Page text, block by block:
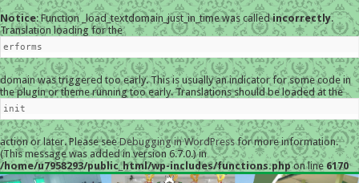
Notice: Function _load_textdomain_just_in_time was calledincorrectly.
Translation loading for the
erforms
domain was triggered too early. This is usually an indicator for some code in
the plugin or theme running too early. Translations should be loaded at the
init
action or later. Please seeDebugging in WordPressfor more information.
(This message was added in version 6.7.0.) in
/home/u7958293/public_html/wp-includes/functions.phpon line 6170